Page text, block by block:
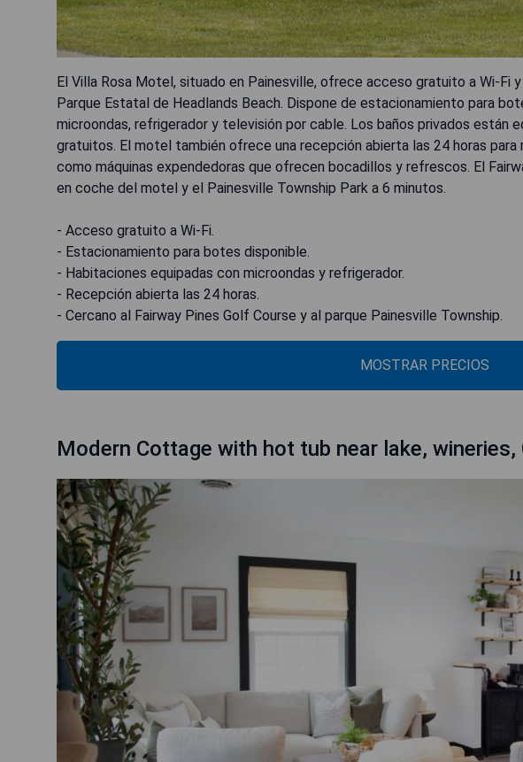
El Villa Rosa Motel, situado en Painesville, ofrece acceso gratuito a Wi-Fi
Parque Estatal de Headlands Beach. Dispone de estacionamiento para
microondas, refrigerador y televisión por cable. Los baños privados están
gratuitos. El motel también ofrece una recepción abierta las 24 horas
como máquinas expendedoras que ofrecen bocadillos y refrescos. El
en coche del motel y el Painesville Township Park a 6 minutos.
- Acceso gratuito a Wi-Fi.
- Estacionamiento para botes disponible.
- Habitaciones equipadas con microondas y refrigerador.
- Recepción abierta las 24 horas.
- Cercano al Fairway Pines Golf Course y al parque Painesville Township.
MOSTRAR PRECIOS
Modern Cottage with hot tub near lake, wineries,